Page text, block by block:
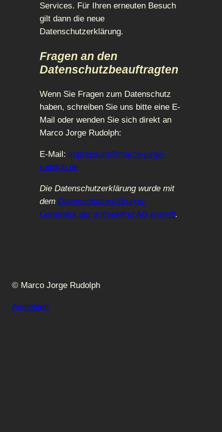
Services. Für Ihren erneuten Besuch
gilt dann die neue
Datenschutzerklärung.
Fragen an den
Datenschutzbeauftragten
Wenn Sie Fragen zum Datenschutz
haben, schreiben Sie uns bitte eine E-
Mail oder wenden Sie sich direkt an
Marco Jorge Rudolph:
E-Mail: impressum@marco-jorge-
rudolph.de
Die Datenschutzerklärung wurde mit
dem Datenschutzerklärungs-
Generator der activeMind AG erstellt.
© Marco Jorge Rudolph
Anmelden